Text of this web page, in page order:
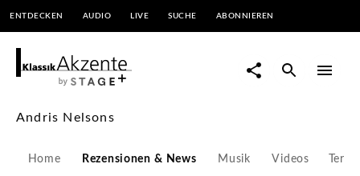
Große
Orchestermusik
von
Richard
ENTDECKEN AUDIO LIVE SUCHE ABONNIEREN
Andris Nelsons
Home Rezensionen & News Musik Videos